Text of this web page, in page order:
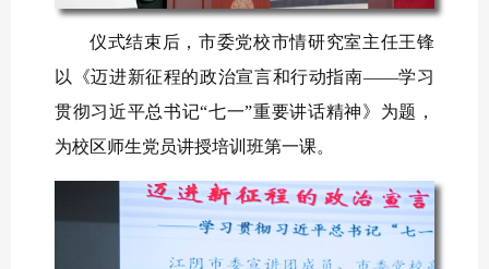
仪式结束后，市委党校市情研究室主任王锋
以《迈进新征程的政治宣言和行动指南——学习
贯彻习近平总书记“七一”重要讲话精神》为题，
为校区师生党员讲授培训班第一课。